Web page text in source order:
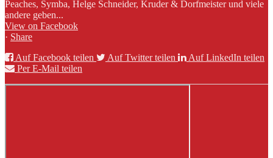
Peaches, Symba, Helge Schneider, Kruder & Dorfmeister und viele
andere geben...
View on Facebook
· Share
Auf Facebook teilen
Auf Twitter teilen
Auf LinkedIn teilen
Per E-Mail teilen